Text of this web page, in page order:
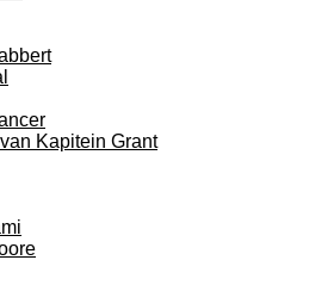
Kapitein Grant